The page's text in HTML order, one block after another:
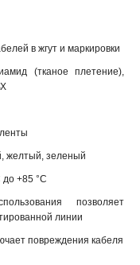
в жгут и маркировки
(тканое плетение),
желтый, зеленый
до +85 °С
позволяет
линии
повреждения кабеля